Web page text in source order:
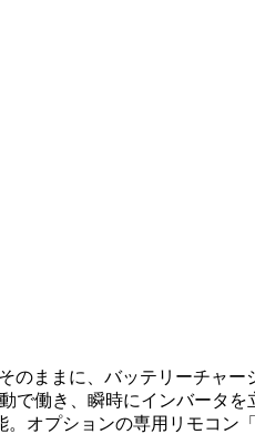
のままに、バッテリーチ
で働き、瞬時にインバータ
オプションの専用リモコン